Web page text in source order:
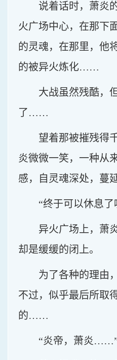
说着话时，萧炎
火广场中心，在那下
的灵魂，在那里，他
的被异火炼化……
大战虽然残酷，
了……
望着那被摧残得
炎微微一笑，一种从
感，自灵魂深处，蔓
“终于可以休息
异火广场上，萧
却是缓缓的闭上。
为了各种的理由
不过，似乎最后所取
的……
“炎帝，萧炎